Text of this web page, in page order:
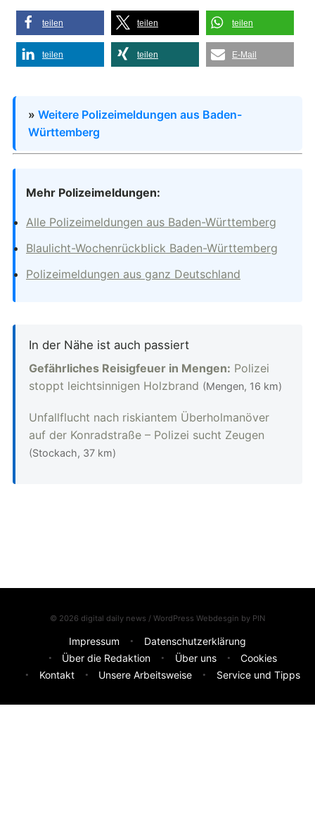
teilen teilen teilen
teilen teilen E-Mail
» Weitere Polizeimeldungen aus Baden-
Württemberg
Mehr Polizeimeldungen:
Alle Polizeimeldungen aus Baden-Württemberg
Blaulicht-Wochenrückblick Baden-Württemberg
Polizeimeldungen aus ganz Deutschland
In der Nähe ist auch passiert
Gefährliches Reisigfeuer in Mengen: Polizei
stoppt leichtsinnigen Holzbrand (Mengen, 16 km)
Unfallflucht nach riskiantem Überholmanöver
auf der Konradstraße – Polizei sucht Zeugen
(Stockach, 37 km)
© 2026 digital daily news / WordPress Webdesgin by PIN
Impressum
Datenschutzerklärung
Über die Redaktion
Über uns
Cookies
Kontakt
Unsere Arbeitsweise Service und Tipps